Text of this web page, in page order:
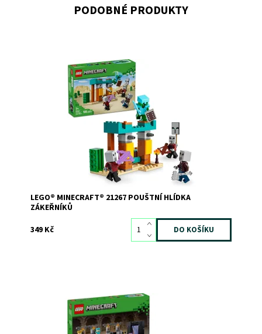
PODOBNÉ PRODUKTY
Nenechte zákeřníky ukrást poklad z vaší pouštní
Dostupnost:
Skladem2
12111
LEGO® MINECRAFT® 21267 POUŠTNÍ HLÍDKA
ZÁKEŘNÍKŮ
349 Kč
Akční hračka s brněním, zbraněmi a Alex ze světa hry